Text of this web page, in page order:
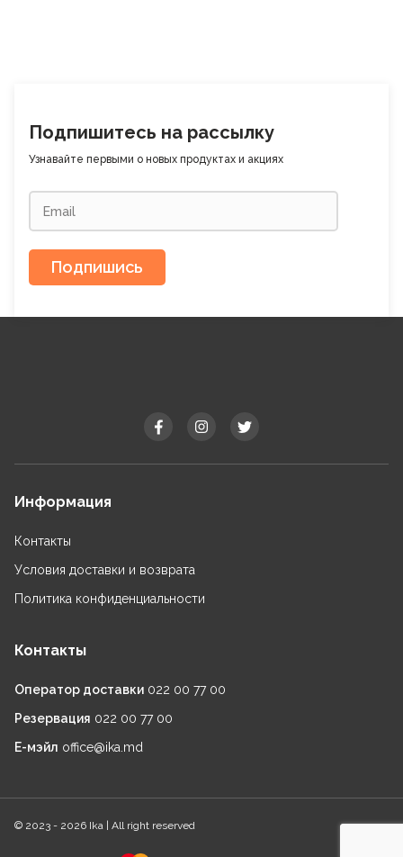
Подпишитесь на рассылку
Узнавайте первыми о новых продуктах и ​​акциях
Подпишись
Информация
Контакты
Условия доставки и возврата
Политика конфиденциальности
Контакты
Оператор доставки 022 00 77 00
Резервация 022 00 77 00
Е-мэйл office@ika.md
© 2023 - 2026 Ika | All right reserved